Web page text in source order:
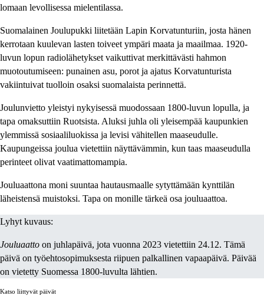
lomaan levollisessa mielentilassa.
Suomalainen Joulupukki liitetään Lapin Korvatunturiin, josta hänen
kerrotaan kuulevan lasten toiveet ympäri maata ja maailmaa. 1920-
luvun lopun radiolähetykset vaikuttivat merkittävästi hahmon
muotoutumiseen: punainen asu, porot ja ajatus Korvatunturista
vakiintuivat tuolloin osaksi suomalaista perinnettä.
Joulunvietto yleistyi nykyisessä muodossaan 1800-luvun lopulla, ja
tapa omaksuttiin Ruotsista. Aluksi juhla oli yleisempää kaupunkien
ylemmissä sosiaaliluokissa ja levisi vähitellen maaseudulle.
Kaupungeissa joulua vietettiin näyttävämmin, kun taas maaseudulla
perinteet olivat vaatimattomampia.
Jouluaattona moni suuntaa hautausmaalle sytyttämään kynttilän
läheistensä muistoksi. Tapa on monille tärkeä osa jouluaattoa.
Lyhyt kuvaus:
Jouluaatto on juhlapäivä, jota vuonna 2023 vietettiin 24.12. Tämä
päivä on työehtosopimuksesta riipuen palkallinen vapaapäivä. Päivää
on vietetty Suomessa 1800-luvulta lähtien.
Katso liittyvät päivät